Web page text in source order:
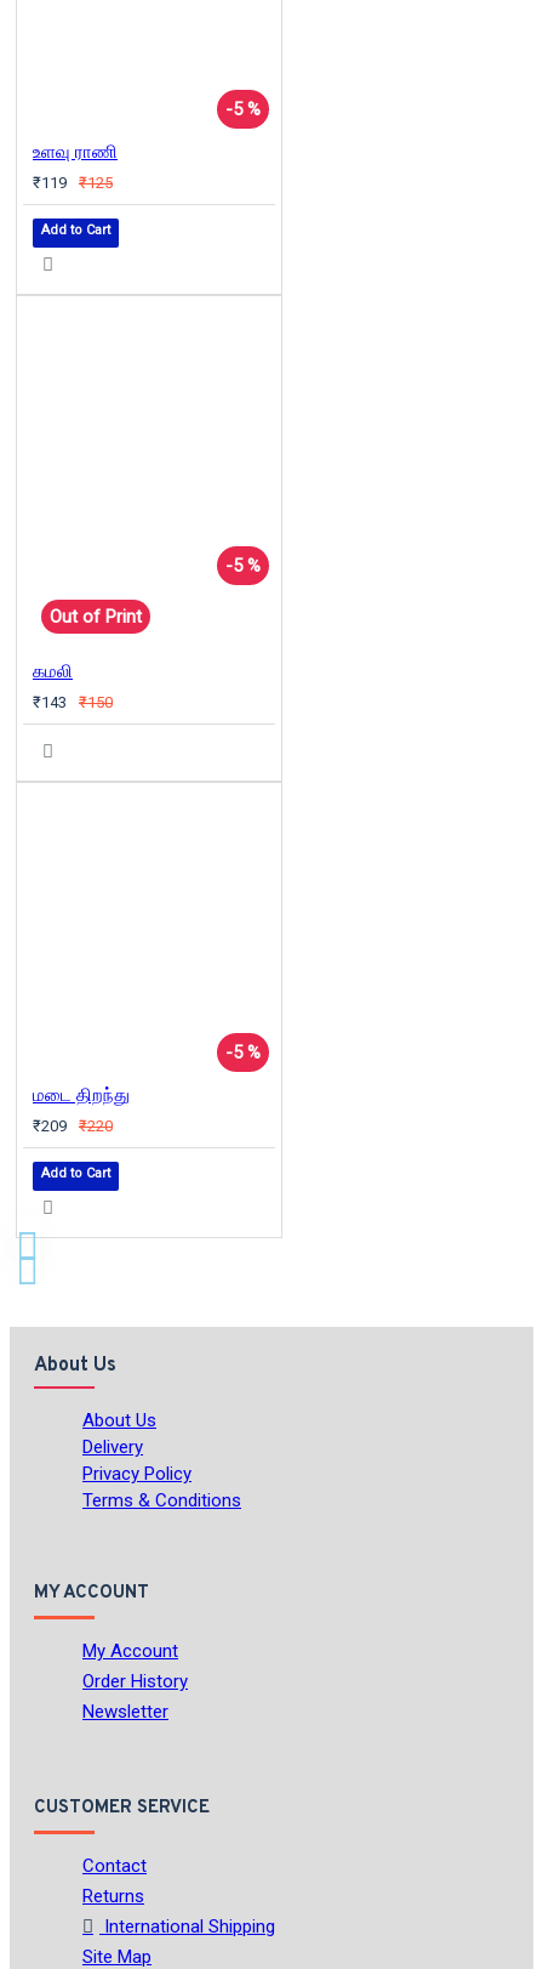
-5 %
உளவு ராணி
₹119 ₹125
Add to Cart
-5 %
Out of Print
கமலி
₹143 ₹150
-5 %
மடை திறந்து
₹209 ₹220
Add to Cart
About Us
About Us
Delivery
Privacy Policy
Terms & Conditions
MY ACCOUNT
My Account
Order History
Newsletter
CUSTOMER SERVICE
Contact
Returns
International Shipping
Site Map